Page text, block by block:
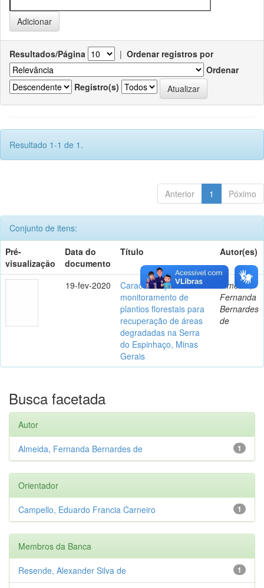
Resultados/Página | Ordenar registros por
Ordenar
Registro(s)
Resultado 1-1 de 1.
Anterior 1 Póximo
Conjunto de itens:
Pré-
visualização
Data do
documento
Título Autor(es)
19-fev-2020
Caracterização e
monitoramento de
plantios florestais para
recuperação de áreas
degradadas na Serra
do Espinhaço, Minas
Gerais
Almeida,
Fernanda
Bernardes
de
Busca facetada
Autor
1
Almeida, Fernanda Bernardes de
Orientador
1
Campello, Eduardo Francia Carneiro
Membros da Banca
1
Resende, Alexander Silva de